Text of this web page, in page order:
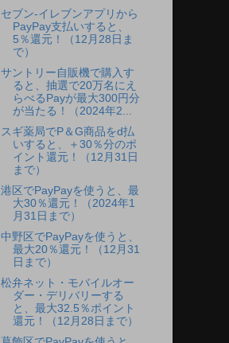
セブン-イレブンアプリから
PayPay支払いすると、
5％還元！（12月28日ま
で）
サントリー自販機で購入す
ると、抽選で20万名にえ
らべるPayが最大300円分
が当たる！（2024年2...
スギ薬局でP＆G商品をd払
いすると、＋30％分のポ
イント還元！（12月31日
まで）
港区でPayPayを使うと、最
大30％還元！（2024年1
月31日まで）
中野区でPayPayを使うと、
最大20％還元！（12月31
日まで）
松弁ネット・モバイルオー
ダー・デリバリーする
と、最大32.5％ポイント
還元！（12月28日まで）